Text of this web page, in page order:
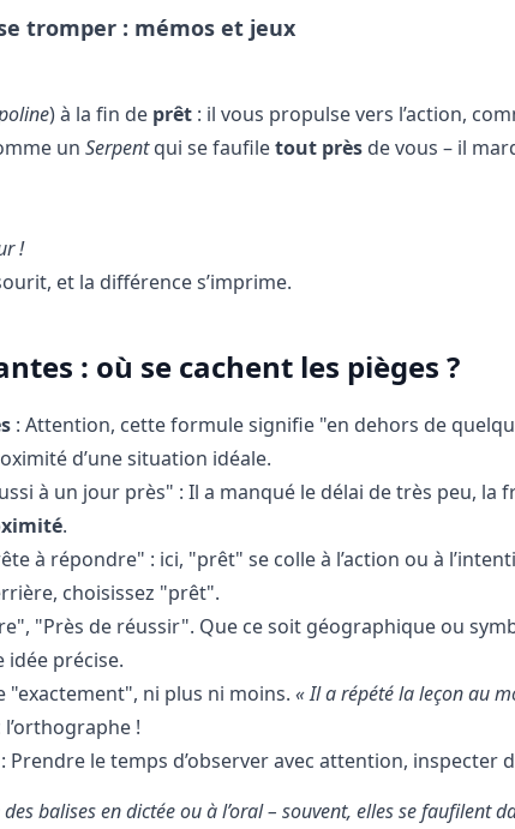
tromper : mémos et jeux
) à la fin de prêt : il vous propulse vers l’action,
un Serpentqui se faufiletout près de vous – il
!
et la différence s’imprime.
: où se cachent les pièges ?
: Attention, cette formule signifie "en dehors de
d’une situation idéale.
à un jour près" : Il a manqué le délai de très peu,
.
à répondre" : ici, "prêt" se colle à l’action ou à
choisissez "prêt".
"Près de réussir". Que ce soit géographique ou
précise.
"exactement", ni plus ni moins. « Il a répété la leçon au
!
: Prendre le temps d’observer avec attention, inspecter
balises en dictée ou à l’oral – souvent, elles se faufilent